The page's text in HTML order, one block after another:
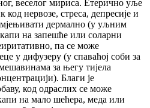
веселог мириса. Етерично уље
код нервозе, стреса, депресије и
дермално (у уљним
на запешће или соларни
па се може
у дифузеру (у спаваћој соби за
за његу тијела
Благи је
код одраслих се може
на мало шећера, меда или